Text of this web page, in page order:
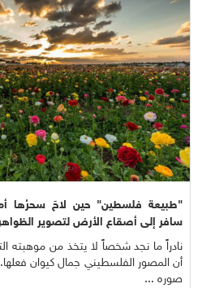
"طبيعة فلسطين" حين لاحَ سحرُها
سافر إلى أصقاع الأرض لتصوير الظواهر
نادراً ما نجد شخصاً لا يتخذ من موهبته
أن المصور الفلسطيني جمال كيوان
صوره ...